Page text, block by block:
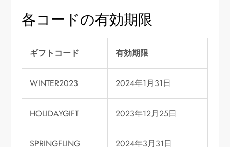
各コードの有効期限
ギフトコード 有効期限
WINTER2023 2024年1月31日
HOLIDAYGIFT 2023年12月25日
SPRINGFLING 2024年3月31日